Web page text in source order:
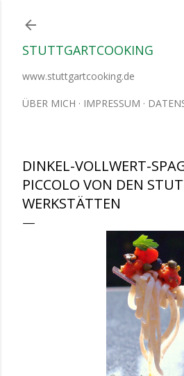
STUTTGARTCOOKING
www.stuttgartcooking.de
ÜBER MICH IMPRESSUM
DINKEL-VOLLWERT-
PICCOLO VON DEN
WERKSTÄTTEN